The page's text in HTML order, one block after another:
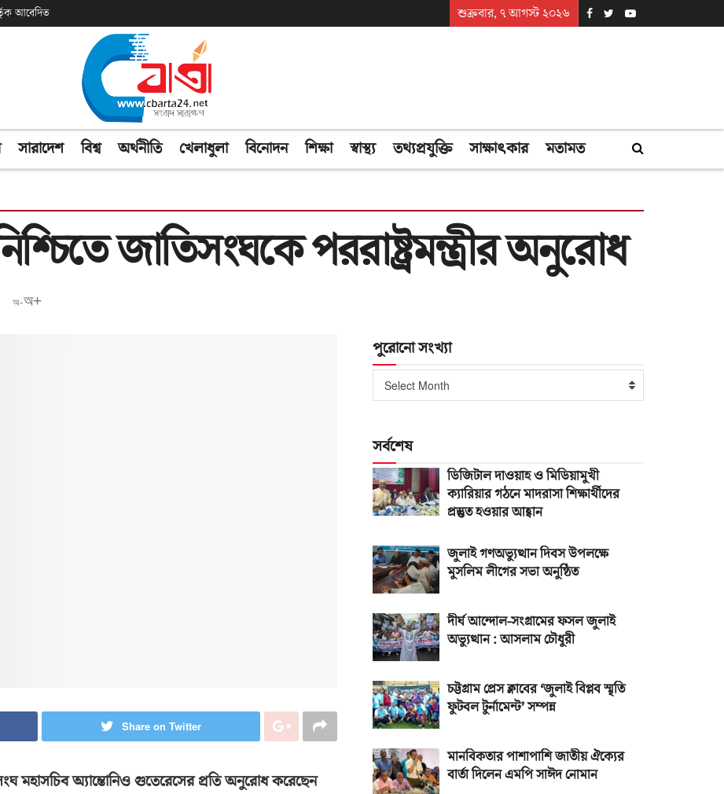
আবেদিত শুক্রবার, ৭ আগস্ট ২০২৬
সারাদেশ বিশ্ব অর্থনীতি খেলাধুলা বিনোদন শিক্ষা স্বাস্থ্য তথ্যপ্রযুক্তি সাক্ষাৎকার মতামত
জাতিসংঘকে পররাষ্ট্রমন্ত্রীর অনুরোধ
অ-অ+
Share on Twitter
মহাসচিব অ্যান্তোনিও গুতেরেসের প্রতি অনুরোধ করেছেন
পুরোনো সংখ্যা
পুরোনো
সংখ্যা
Select Month
সর্বশেষ
ডিজিটাল দাওয়াহ ও মিডিয়ামুখী
ক্যারিয়ার গঠনে মাদরাসা শিক্ষার্থীদের
প্রস্তুত হওয়ার আহ্বান
জুলাই গণঅভ্যুত্থান দিবস উপলক্ষে
মুসলিম লীগের সভা অনুষ্ঠিত
দীর্ঘ আন্দোল-সংগ্রামের ফসল জুলাই
অভ্যুত্থান : আসলাম চৌধুরী
চট্টগ্রাম প্রেস ক্লাবের ‘জুলাই বিপ্লব স্মৃতি
ফুটবল টুর্নামেন্ট’ সম্পন্ন
মানবিকতার পাশাপাশি জাতীয় ঐক্যের
বার্তা দিলেন এমপি সাঈদ নোমান